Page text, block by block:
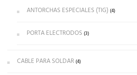
ANTORCHAS ESPECIALES (TIG) (4)
PORTA ELECTRODOS (3)
CABLE PARA SOLDAR(4)